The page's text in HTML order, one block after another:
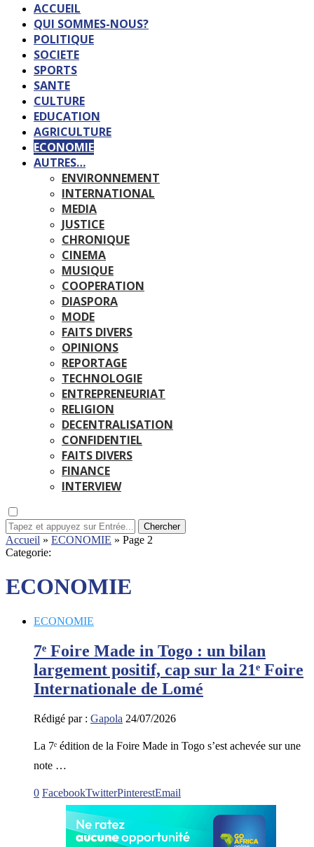
ACCUEIL
QUI SOMMES-NOUS?
POLITIQUE
SOCIETE
SPORTS
SANTE
CULTURE
EDUCATION
AGRICULTURE
ECONOMIE
AUTRES…
ENVIRONNEMENT
INTERNATIONAL
MEDIA
JUSTICE
CHRONIQUE
CINEMA
MUSIQUE
COOPERATION
DIASPORA
MODE
FAITS DIVERS
OPINIONS
REPORTAGE
TECHNOLOGIE
ENTREPRENEURIAT
RELIGION
DECENTRALISATION
CONFIDENTIEL
FAITS DIVERS
FINANCE
INTERVIEW
Chercher
Accueil » ECONOMIE » Page 2
Categorie:
ECONOMIE
ECONOMIE
7ᵉ Foire Made in Togo : un bilan
largement positif, cap sur la 21ᵉ Foire
Internationale de Lomé
Rédigé par : Gapola 24/07/2026
La 7ᵉ édition de la Foire Made in Togo s’est achevée sur une
note …
0 FacebookTwitterPinterestEmail